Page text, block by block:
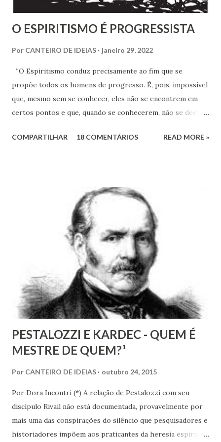
O ESPIRITISMO É PROGRESSISTA
Por CANTEIRO DE IDEIAS janeiro 29, 2022
“O Espiritismo conduz precisamente ao fim que se
propõe todos os homens de progresso. É, pois, impossível
que, mesmo sem se conhecer, eles não se encontrem em
certos pontos e que, quando se conhecerem, não se deem -
inimigos comuns: os preconceitos sociais, a rotina, o
mais rico e produtivo por ele nos é ofertado. As relações
que a Doutrina Espírita estabelece com as questões sociais
e as ciências humanas, nos faculta, nos muni de
conhecimentos, condições e recursos para atravessarmos
as nossas encarnações como Espíritos mais atuantes com o
mundo social ao qual fazemos parte.
COMPARTILHAR 18 COMENTÁRIOS READ MORE »
PESTALOZZI E KARDEC - QUEM É
MESTRE DE QUEM?¹
Por CANTEIRO DE IDEIAS outubro 24, 2015
Por Dora Incontri (*) A relação de Pestalozzi com seu
discípulo Rivail não está documentada, provavelmente por
mais uma das conspirações do silêncio que pesquisadores e
historiadores impõem aos praticantes da heresia espírita